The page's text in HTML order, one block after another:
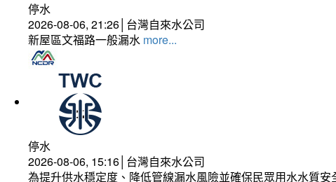
停水
2026-08-06, 21:26│台灣自來水公司
新屋區文福路一般漏水 more...
停水
2026-08-06, 15:16│台灣自來水公司
為提升供水穩定度、降低管線漏水風險並確保民眾用水水質